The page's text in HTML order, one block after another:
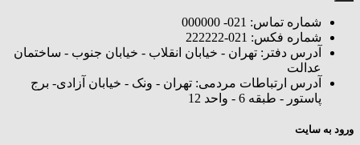
شماره تماس: 021- 000000
شماره فکس: 021-222222
آدرس دفتر: تهران - خیابان انقلاب - خیابان جنوب - ساختمان
عدالت
آدرس ارتباطات مردمی: تهران - ونک - خیابان آزادی- برج
پاستور - طبقه 6 - واحد 12
ورود به سایت